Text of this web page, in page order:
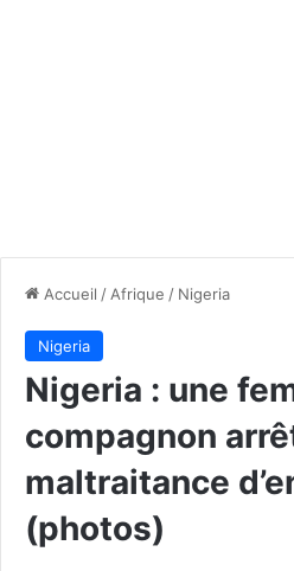
Accueil / Afrique / Nigeria
Nigeria
Nigeria : une
compagnon
maltraitance
(photos)